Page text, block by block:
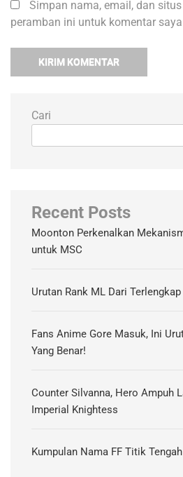
Simpan nama, email, dan
peramban ini untuk komentar
Cari
Recent Posts
Moonton Perkenalkan
untuk MSC
Urutan Rank ML Dari
Fans Anime Gore Masuk, Ini
Yang Benar!
Counter Silvanna, Hero Ampuh
Imperial Knightess
Kumpulan Nama FF Titik